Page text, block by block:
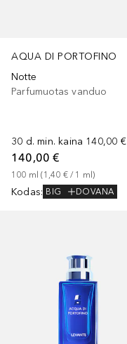
AQUA DI PORTOFINO
Notte
Parfumuotas vanduo
30 d. min. kaina 140,00 €
140,00 €
100 ml (1,40 € / 1 ml)
Kodas: BIG DOVANA